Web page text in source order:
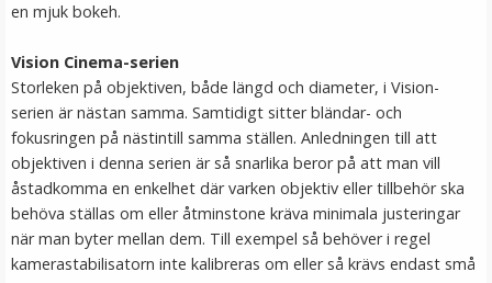
en mjuk bokeh.
Vision Cinema-serien
Storleken på objektiven, både längd och diameter, i Vision-
serien är nästan samma. Samtidigt sitter bländar- och
fokusringen på nästintill samma ställen. Anledningen till att
objektiven i denna serien är så snarlika beror på att man vill
åstadkomma en enkelhet där varken objektiv eller tillbehör ska
behöva ställas om eller åtminstone kräva minimala justeringar
när man byter mellan dem. Till exempel så behöver i regel
kamerastabilisatorn inte kalibreras om eller så krävs endast små